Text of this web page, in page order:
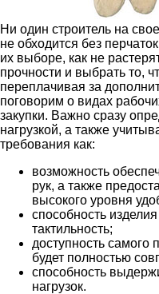
Ни один строитель на
не обходится без
их выборе, как не
прочности и выбрать то,
переплачивая за
поговорим о видах
закупки. Важно сразу
нагрузкой, а также
требования как:
возможность
рук, а также
высокого уровня
способность
тактильность;
доступность самого
будет полностью
способность
нагрузок.